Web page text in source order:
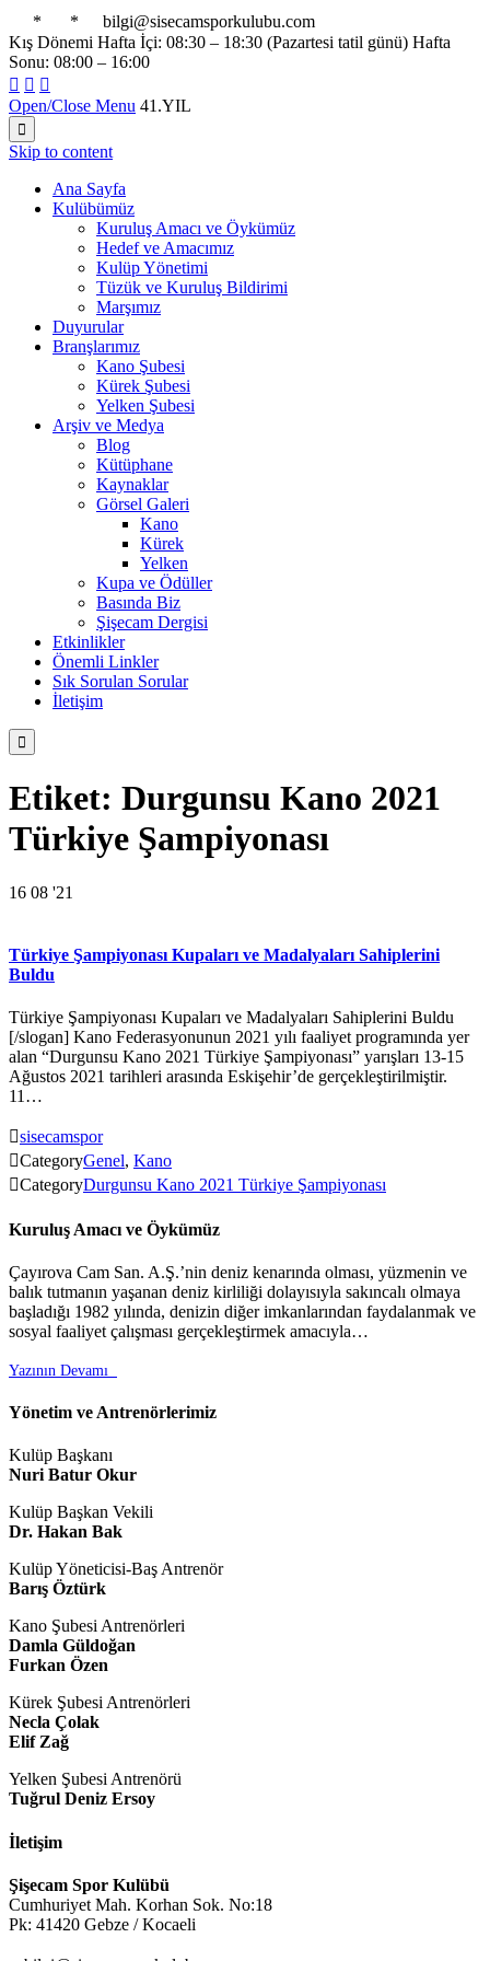
* *
bilgi@sisecamsporkulubu.com
Kış Dönemi Hafta İçi: 08:30 – 18:30 (Pazartesi tatil günü) Hafta
Sonu: 08:00 – 16:00
  
Open/Close Menu 41.YIL

Skip to content
Ana Sayfa
Kulübümüz
Kuruluş Amacı ve Öykümüz
Hedef ve Amacımız
Kulüp Yönetimi
Tüzük ve Kuruluş Bildirimi
Marşımız
Duyurular
Branşlarımız
Kano Şubesi
Kürek Şubesi
Yelken Şubesi
Arşiv ve Medya
Blog
Kütüphane
Kaynaklar
Görsel Galeri
Kano
Kürek
Yelken
Kupa ve Ödüller
Basında Biz
Şişecam Dergisi
Etkinlikler
Önemli Linkler
Sık Sorulan Sorular
İletişim

Etiket: Durgunsu Kano 2021
Türkiye Şampiyonası
16 08 '21
Türkiye Şampiyonası Kupaları ve Madalyaları Sahiplerini
Buldu
Türkiye Şampiyonası Kupaları ve Madalyaları Sahiplerini Buldu
[/slogan] Kano Federasyonunun 2021 yılı faaliyet programında yer
alan “Durgunsu Kano 2021 Türkiye Şampiyonası” yarışları 13-15
Ağustos 2021 tarihleri arasında Eskişehir’de gerçekleştirilmiştir.
11…
sisecamspor
CategoryGenel, Kano
CategoryDurgunsu Kano 2021 Türkiye Şampiyonası
Kuruluş Amacı ve Öykümüz
Çayırova Cam San. A.Ş.’nin deniz kenarında olması, yüzmenin ve
balık tutmanın yaşanan deniz kirliliği dolayısıyla sakıncalı olmaya
başladığı 1982 yılında, denizin diğer imkanlarından faydalanmak ve
sosyal faaliyet çalışması gerçekleştirmek amacıyla…
Yazının Devamı
Yönetim ve Antrenörlerimiz
Kulüp Başkanı
Nuri Batur Okur
Kulüp Başkan Vekili
Dr. Hakan Bak
Kulüp Yöneticisi-Baş Antrenör
Barış Öztürk
Kano Şubesi Antrenörleri
Damla Güldoğan
Furkan Özen
Kürek Şubesi Antrenörleri
Necla Çolak
Elif Zağ
Yelken Şubesi Antrenörü
Tuğrul Deniz Ersoy
İletişim
Şişecam Spor Kulübü
Cumhuriyet Mah. Korhan Sok. No:18
Pk: 41420 Gebze / Kocaeli